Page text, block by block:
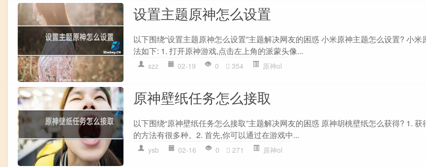
设置主题原神怎么设置
以下围绕“设置主题原神怎么设置”主题解决网友的困惑 小米原神主题怎么设置? 小米
法如下: 1. 打开原神游戏,点击左上角的派蒙头像...
szz 02-19 0 354 原神ol
原神壁纸任务怎么接取
以下围绕“原神壁纸任务怎么接取”主题解决网友的困惑 原神胡桃壁纸怎么获得? 1.
的方法有很多种。2. 首先,你可以通过在游戏中...
ysb 02-16 0 271 原神ol